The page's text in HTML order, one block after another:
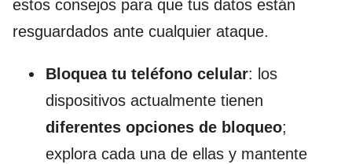
estos consejos para que tus datos están
resguardados ante cualquier ataque.
Bloquea tu teléfono celular: los
dispositivos actualmente tienen
diferentes opciones de bloqueo;
explora cada una de ellas y mantente